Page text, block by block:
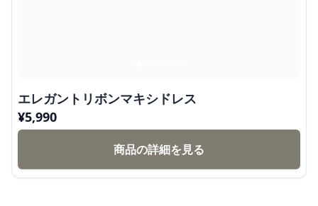
エレガントリボンマキシドレス
¥5,990
商品の詳細を見る